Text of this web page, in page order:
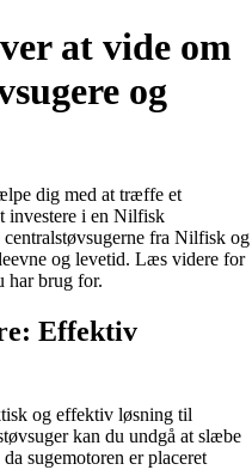
at vide om
og
dig med at træffe et
investere i en Nilfisk
fra Nilfisk og
og levetid. Læs videre for
har brug for.
Effektiv
og effektiv løsning til
kan du undgå at slæbe
sugemotoren er placeret